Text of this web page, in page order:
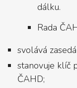
dálku.
Rada
svolává
stanovuje klíč
ČAHD;